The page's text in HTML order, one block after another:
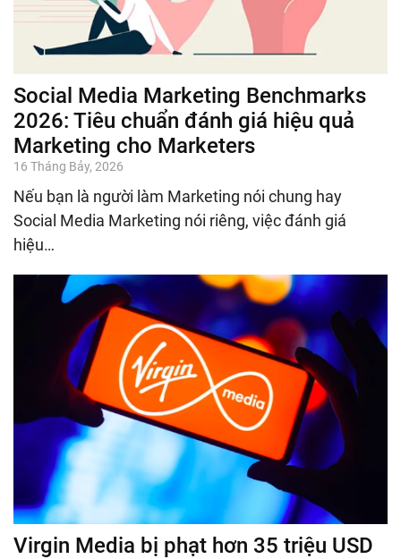
Social Media Marketing Benchmarks
2026: Tiêu chuẩn đánh giá hiệu quả
Marketing cho Marketers
16 Tháng Bảy, 2026
Nếu bạn là người làm Marketing nói chung hay
Social Media Marketing nói riêng, việc đánh giá
hiệu…
Virgin Media bị phạt hơn 35 triệu USD